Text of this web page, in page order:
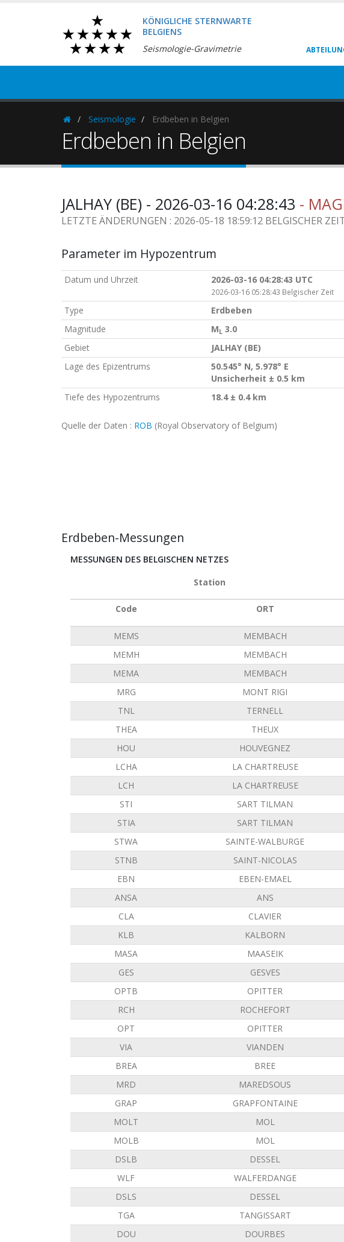
KÖNIGLICHE STERNWARTE
BELGIENS
Seismologie-Gravimetrie
HomepageSeismologie Erdbeben in Belgien
Erdbeben in Belgien
JALHAY (BE) - 2026-03-16 04:28:43 -
LETZTE ÄNDERUNGEN : 2026-05-18 18:59:12 BELGISCHER
Parameter im Hypozentrum
Datum und Uhrzeit 2026-03-16 04:28:43 UTC
2026-03-16 05:28:43 Belgischer Zeit
Type
Erdbeben
Magnitude
ML 3.0
Gebiet
JALHAY (BE)
Lage des Epizentrums
50.545° N, 5.978° E
Unsicherheit ± 0.5 km
Tiefe des Hypozentrums
18.4 ± 0.4 km
Quelle der Daten : ROB (Royal Observatory of Belgium)
Erdbeben-Messungen
MESSUNGEN DES BELGISCHEN NETZES
Station
Code ORT
MEMS MEMBACH
MEMH
MEMBACH
MEMA
MEMBACH
MRG
MONT RIGI
TNL
TERNELL
THEA
THEUX
HOU
HOUVEGNEZ
LCHA
LA CHARTREUSE
LCH
LA CHARTREUSE
STI
SART TILMAN
STIA
SART TILMAN
STWA
SAINTE-WALBURGE
STNB
SAINT-NICOLAS
EBN
EBEN-EMAEL
ANSA
ANS
CLA
CLAVIER
KLB
KALBORN
MASA
MAASEIK
GES
GESVES
OPTB
OPITTER
RCH
ROCHEFORT
OPT
OPITTER
VIA
VIANDEN
BREA
BREE
MRD
MAREDSOUS
GRAP
GRAPFONTAINE
MOLT
MOL
MOLB
MOL
DSLB
DESSEL
WLF
WALFERDANGE
DSLS
DESSEL
TGA
TANGISSART
DOU
DOURBES